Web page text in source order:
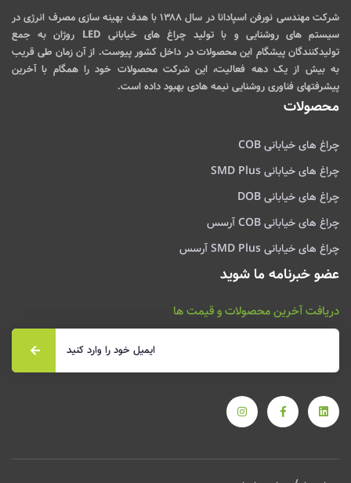
شرکت مهندسی نورفن اسپادانا در سال ۱۳۸۸ با هدف بهینه سازی مصرف انرژی در
سیستم های روشنایی و با تولید چراغ های خیابانی LED روژان به جمع
تولیدکنندگان پیشگام این محصولات در داخل کشور پیوست. از آن زمان طی قریب
به بیش از یک دهه فعالیت، این شرکت محصولات خود را همگام با آخرین
پیشرفتهای فناوری روشنایی نیمه هادی بهبود داده است.
محصولات
چراغ های خیابانی COB
چراغ های خیابانی SMD Plus
چراغ های خیابانی DOB
چراغ های خیابانی COB آرسس
چراغ های خیابانی SMD Plus آرسس
عضو خبرنامه ما شوید
دریافت آخرین محصولات و قیمت ها